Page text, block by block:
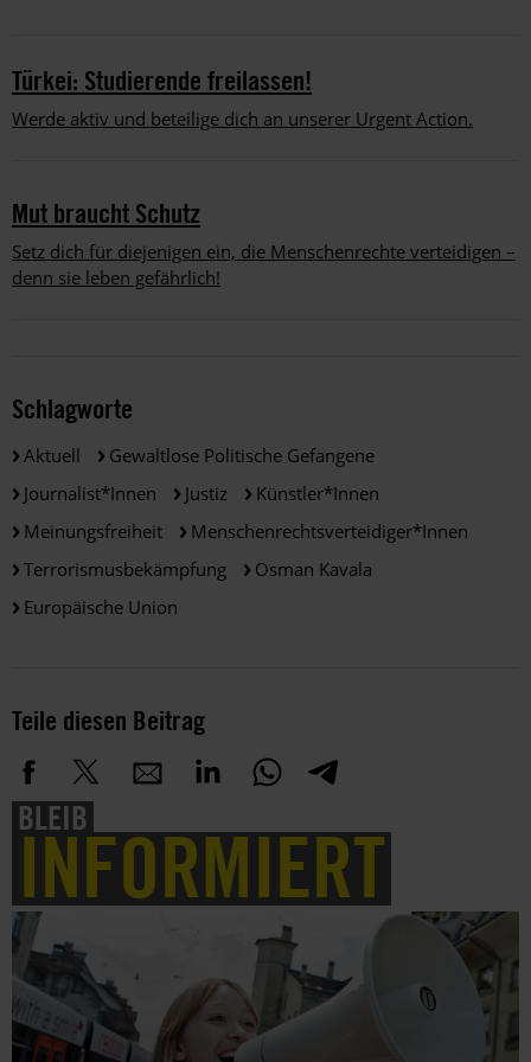
Türkei: Studierende freilassen!
Werde aktiv und beteilige dich an unserer Urgent Action.
Mut braucht Schutz
Setz dich für diejenigen ein, die Menschenrechte verteidigen –
denn sie leben gefährlich!
Schlagworte
Aktuell
Gewaltlose Politische Gefangene
Journalist*innen
Justiz
Künstler*innen
Meinungsfreiheit
Menschenrechtsverteidiger*innen
Terrorismusbekämpfung
Osman Kavala
Europäische Union
Teile diesen Beitrag
BLEIB
INFORMIERT